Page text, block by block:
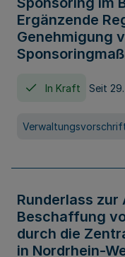
Ergänzende
Genehmigung
In Kraft Seit
Runderlass
Beschaffung
durch die
in Nordrhein-